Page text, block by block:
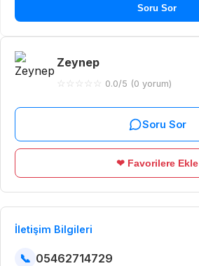
Soru Sor
Zeynep
☆ ☆ ☆ ☆ ☆ 0.0/5 (0 yorum)
Soru Sor
❤ Favorilere Ekle
İletişim Bilgileri
📞 05462714729